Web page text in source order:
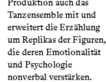
Produktion auch das
Tanzensemble mit und
erweitert die Erzählung
um Replikas der Figuren,
die deren Emotionalität
und Psychologie
nonverbal verstärken.